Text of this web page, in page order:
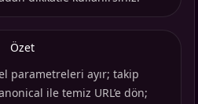
Özet
parametreleri ayır; takip
ile temiz URL’e dön;